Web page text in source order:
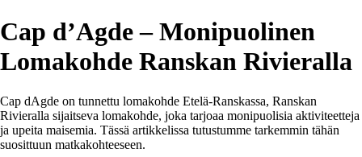
Cap d’Agde – Monipuolinen
Lomakohde Ranskan Rivieralla
Cap dAgde on tunnettu lomakohde Etelä-Ranskassa, Ranskan
Rivieralla sijaitseva lomakohde, joka tarjoaa monipuolisia aktiviteetteja
ja upeita maisemia. Tässä artikkelissa tutustumme tarkemmin tähän
suosittuun matkakohteeseen.